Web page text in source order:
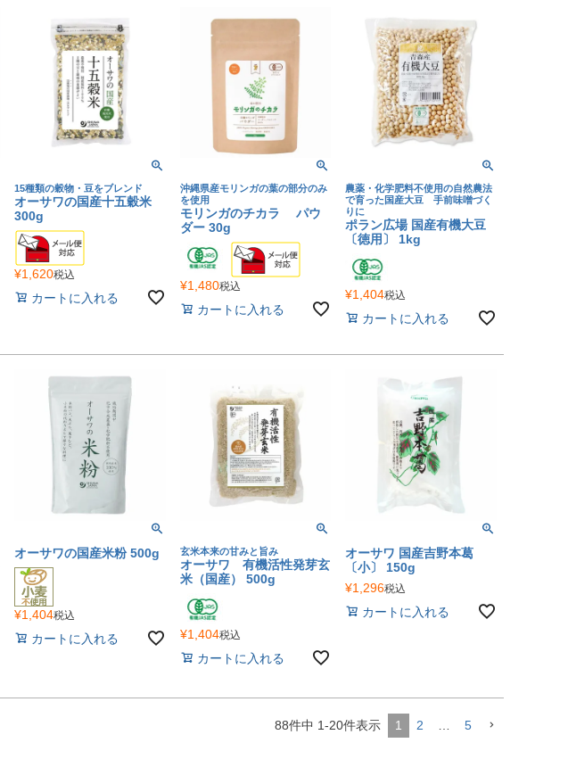
15種類の穀物・豆をブレンド
オーサワの国産十五穀米
300g
¥1,620税込
カートに入れる
沖縄県産モリンガの葉の部分のみ
を使用
モリンガのチカラ パウ
ダー 30g
¥1,480税込
カートに入れる
農薬・化学肥料不使用の自然農法
で育った国産大豆 手前味噌づく
りに
ポラン広場 国産有機大豆
〔徳用〕 1kg
¥1,404税込
カートに入れる
オーサワの国産米粉 500g
¥1,404税込
カートに入れる
玄米本来の甘みと旨み
オーサワ 有機活性発芽玄
米（国産） 500g
¥1,404税込
カートに入れる
オーサワ 国産吉野本葛
〔小〕 150g
¥1,296税込
カートに入れる
88件中 1-20件表示 1 2 5